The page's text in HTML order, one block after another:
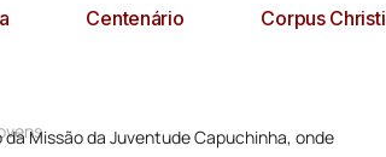
Centenário Corpus Christi
Missão da Juventude Capuchinha, onde